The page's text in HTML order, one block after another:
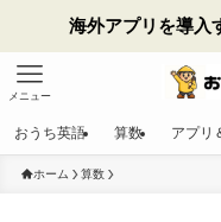
海外アプリを導入
メニュー
おうち英語 算数 アプリ
ホーム 算数